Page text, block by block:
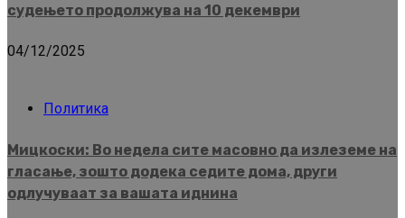
судењето продолжува на 10 декември
04/12/2025
Политика
Мицкоски: Во недела сите масовно да излеземе на
гласање, зошто додека седите дома, други
одлучуваат за вашата иднина